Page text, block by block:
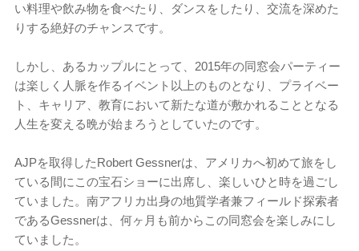
い料理や飲み物を食べたり、ダンスをしたり、交流を深めた
りする絶好のチャンスです。
しかし、あるカップルにとって、2015年の同窓会パーティー
は楽しく人脈を作るイベント以上のものとなり、プライベー
ト、キャリア、教育において新たな道が敷かれることとなる
人生を変える晩が始まろうとしていたのです。
AJPを取得したRobert Gessnerは、アメリカへ初めて旅をし
ている間にこの宝石ショーに出席し、楽しいひと時を過ごし
ていました。南アフリカ出身の地質学者兼フィールド探索者
であるGessnerは、何ヶ月も前からこの同窓会を楽しみにし
ていました。